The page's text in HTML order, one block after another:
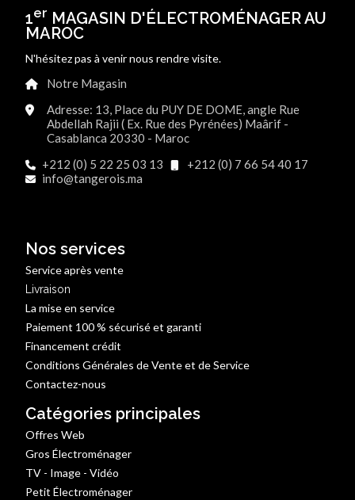
1er MAGASIN D'ÉLECTROMÉNAGER AU
MAROC
N'hésitez pas à venir nous rendre visite.
Notre Magasin
Adresse: 13, Place du PUY DE DOME, angle Rue
Abdellah Rajii ( Ex. Rue des Pyrénées) Maârif -
Casablanca 20330 - Maroc
+212 (0) 5 22 25 03 13
+212 (0) 7 66 54 40 17
info@tangerois.ma
Nos services
Service après vente
Livraison
La mise en service
Paiement 100 % sécurisé et garanti
Financement crédit
Conditions Générales de Vente et de Service
Contactez-nous
Catégories principales
Offres Web
Gros Électroménager
TV - Image - Vidéo
Petit Électroménager